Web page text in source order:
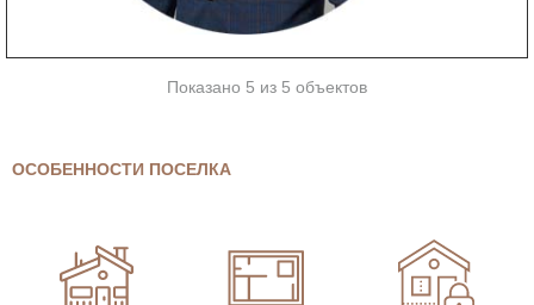
Показано 5 из 5 объектов
ОСОБЕННОСТИ ПОСЕЛКА